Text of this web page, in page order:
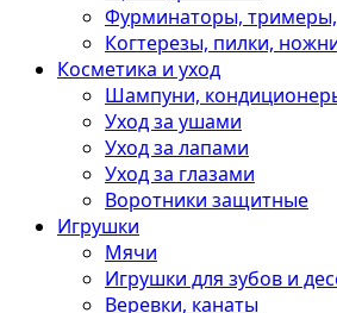
Фурминаторы,
Когтерезы, пилки,
Косметика и уход
Шампуни,
Уход за ушами
Уход за лапами
Уход за глазами
Воротники защитные
Игрушки
Мячи
Игрушки для зубов и
Веревки, канаты